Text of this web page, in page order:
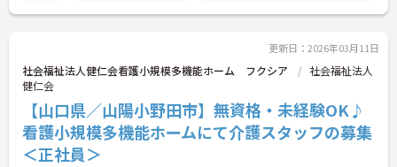
更新日：2026年03月11日
社会福祉法人健仁会看護小規模多機能ホーム フクシア
社会福祉法人
健仁会
【山口県／山陽小野田市】無資格・未経験OK♪
看護小規模多機能ホームにて介護スタッフの募集
＜正社員＞